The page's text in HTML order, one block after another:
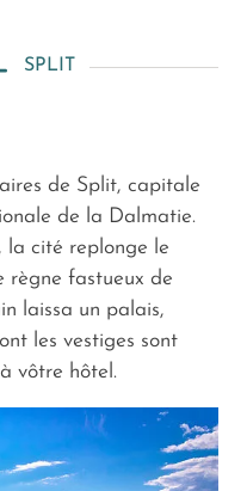
SPLIT
de Split, capitale
de la Dalmatie.
la cité replonge le
règne fastueux de
laissa un palais,
les vestiges sont
vôtre hôtel.